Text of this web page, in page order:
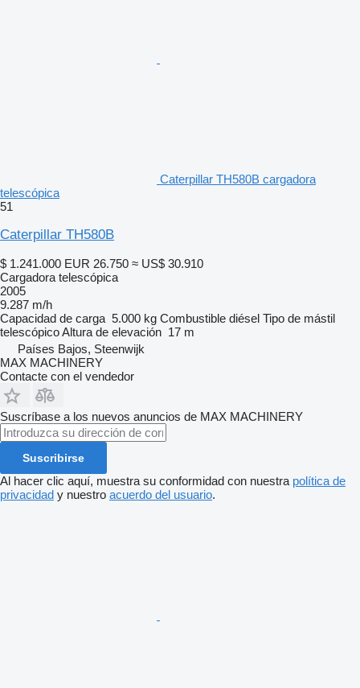
Caterpillar TH580B cargadora
telescópica
51
Caterpillar TH580B
$ 1.241.000 EUR 26.750 ≈ US$ 30.910
Cargadora telescópica
2005
9.287 m/h
Capacidad de carga 5.000 kg Combustible diésel Tipo de mástil
telescópicoAltura de elevación 17 m
Países Bajos, Steenwijk
MAX MACHINERY
Contacte con el vendedor
Suscríbase a los nuevos anuncios de MAX MACHINERY
Suscribirse
Al hacer clic aquí, muestra su conformidad con nuestra política de
privacidad y nuestro acuerdo del usuario.